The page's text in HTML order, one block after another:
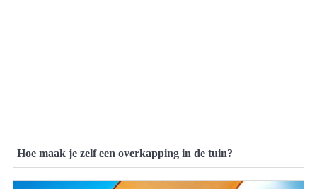
Hoe maak je zelf een overkapping in de tuin?